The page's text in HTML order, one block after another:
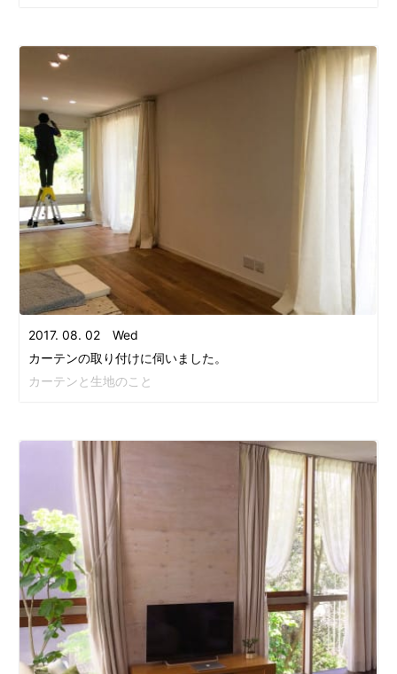
2017. 08. 02 Wed
カーテンの取り付けに伺いました。
カーテンと生地のこと